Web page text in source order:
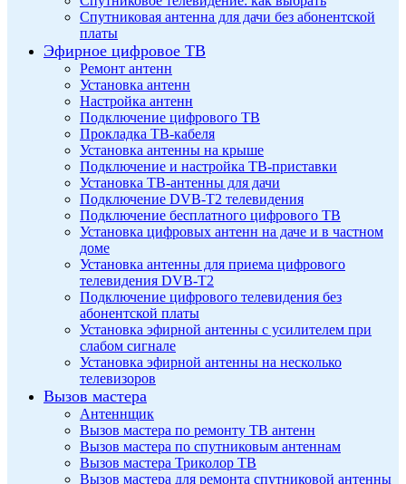
Спутниковая антенна для дачи без абонентской
платы
Эфирное цифровое ТВ
Ремонт антенн
Установка антенн
Настройка антенн
Подключение цифрового ТВ
Прокладка ТВ-кабеля
Установка антенны на крыше
Подключение и настройка ТВ-приставки
Установка ТВ-антенны для дачи
Подключение DVB-T2 телевидения
Подключение бесплатного цифрового ТВ
Установка цифровых антенн на даче и в частном
доме
Установка антенны для приема цифрового
телевидения DVB-T2
Подключение цифрового телевидения без
абонентской платы
Установка эфирной антенны с усилителем при
слабом сигнале
Установка эфирной антенны на несколько
телевизоров
Вызов мастера
Антеннщик
Вызов мастера по ремонту ТВ антенн
Вызов мастера по спутниковым антеннам
Вызов мастера Триколор ТВ
Вызов мастера для ремонта спутниковой антенны